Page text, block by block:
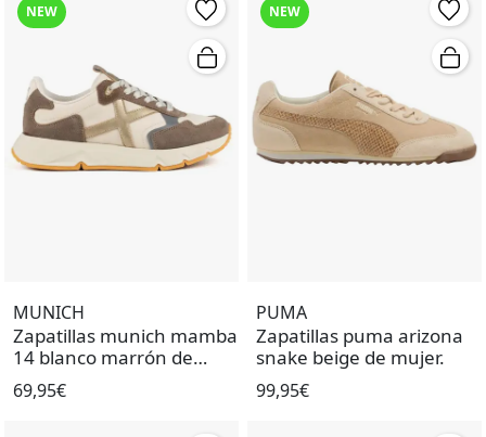
NEW
MUNICH
Zapatillas munich mamba
14 blanco marrón de
mujer.
69,95€
NEW
PUMA
Zapatillas puma arizona
snake beige de mujer.
99,95€